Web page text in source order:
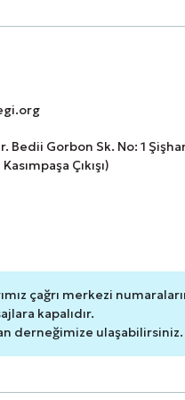
Bedii Gorbon Sk. No: 1
Çıkışı)
çağrı merkezi
kapalıdır.
derneğimize ulaşabilirsiniz.